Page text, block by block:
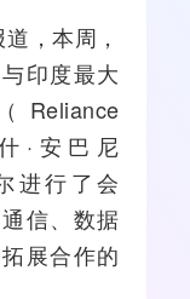
，本周，
印度最大
·安巴尼
进行了会
信、数据
展合作的